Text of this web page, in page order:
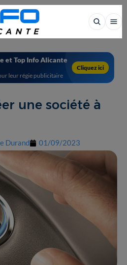
et Top Info Alicante
leur régie publicitaire
Cliquez ici
une société à
Durand 01/09/2023